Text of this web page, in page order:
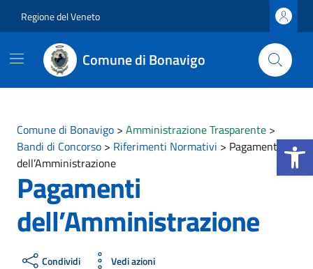
Apri la
Regione del Veneto
Comune di Bonavigo
Comune di Bonavigo > Amministrazione Trasparente >
Bandi di Concorso > Riferimenti Normativi > Pagamenti
dell’Amministrazione
Pagamenti
dell’Amministrazione
Condividi Vedi azioni